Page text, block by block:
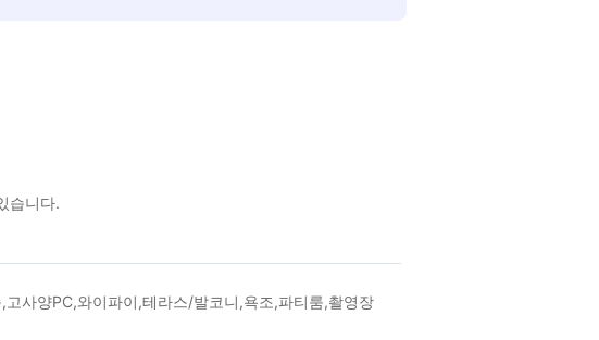
습니다.
사양PC,와이파이,테라스/발코니,욕조,파티룸,촬영장